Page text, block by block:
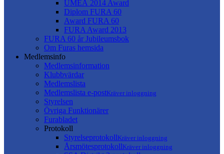
UMEÅ 2014 Award
Diplom FURA 60
Award FURA 60
FURA Award 2013
FURA 60 år Jubileumsbok
Om Furas hemsida
Medlemsinfo
Medlemsinformation
Klubbvärdar
Medlemslista
Medlemslista e-postKräver inloggning
Styrelsen
Övriga Funktionärer
Furabladet
Protokoll
StyrelseprotokollKräver inloggning
ÅrsmötesprotokollKräver inloggning